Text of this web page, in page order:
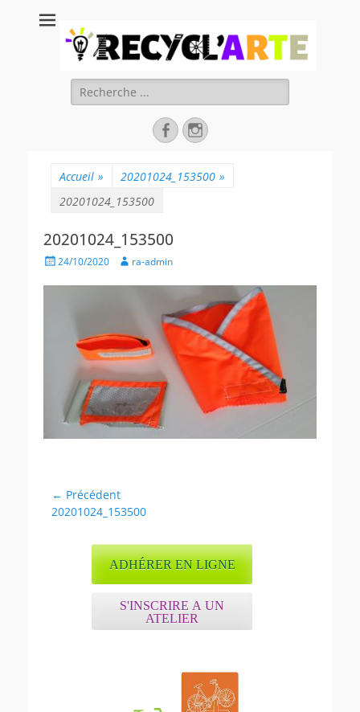
Recycl'Arte, faire
soi-même et
réduire les
déchets
Rechercher :
FacebookInstagram
Accueil » 20201024_153500 »
20201024_153500
20201024_153500
Posted24/10/2020 Authorra-admin
Navigation
de
← Précédent
Article
20201024_153500
ADHÉRER EN LIGNE
S'INSCRIRE A UN
ATELIER